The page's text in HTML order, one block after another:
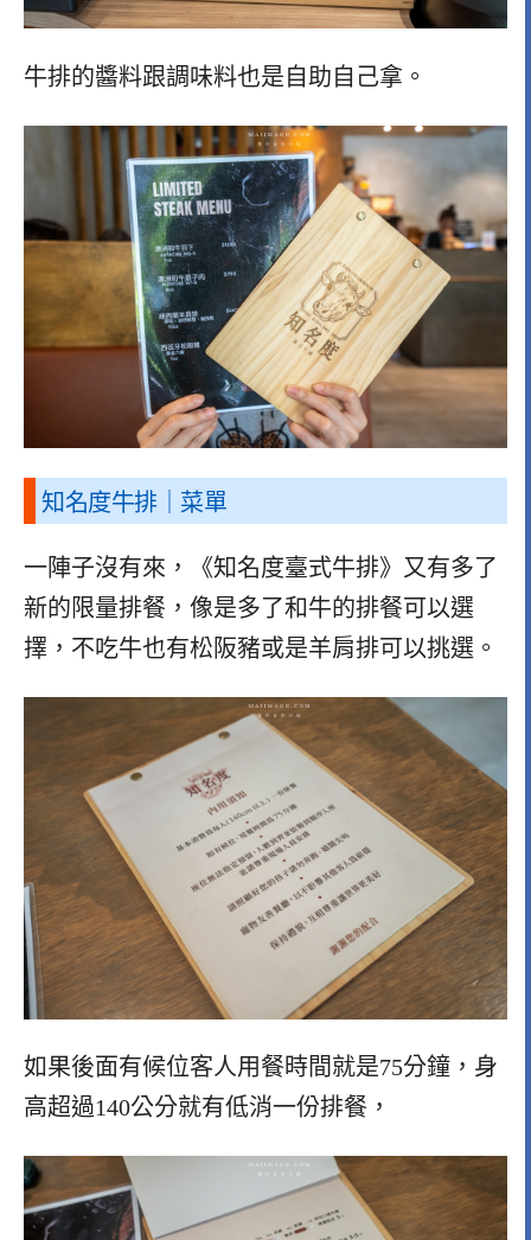
牛排的醬料跟調味料也是自助自己拿。
知名度牛排｜菜單
一陣子沒有來，《知名度臺式牛排》又有多了
新的限量排餐，像是多了和牛的排餐可以選
擇，不吃牛也有松阪豬或是羊肩排可以挑選。
如果後面有候位客人用餐時間就是75分鐘，身
高超過140公分就有低消一份排餐，